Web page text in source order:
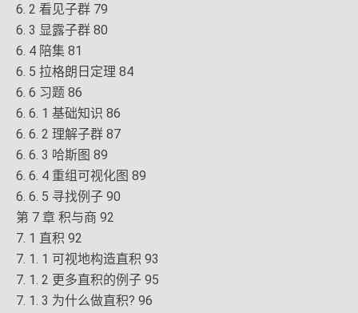
6. 2 看见子群 79
6. 3 显露子群 80
6. 4 陪集 81
6. 5 拉格朗日定理 84
6. 6 习题 86
6. 6. 1 基础知识 86
6. 6. 2 理解子群 87
6. 6. 3 哈斯图 89
6. 6. 4 重组可视化图 89
6. 6. 5 寻找例子 90
第 7 章 积与商 92
7. 1 直积 92
7. 1. 1 可视地构造直积 93
7. 1. 2 更多直积的例子 95
7. 1. 3 为什么做直积? 96